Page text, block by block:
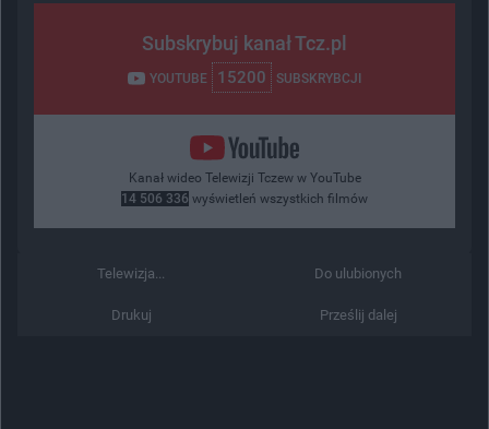
Subskrybuj kanał Tcz.pl
YOUTUBE 15200 SUBSKRYBCJI
Kanał wideo Telewizji Tczew w YouTube
14 506 336 wyświetleń wszystkich filmów
Telewizja... Do ulubionych
Drukuj Prześlij dalej